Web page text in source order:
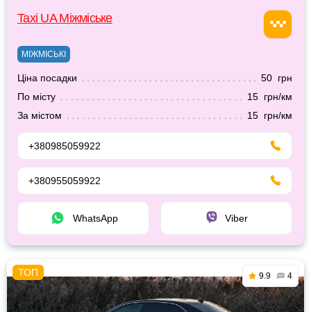
Taxi UA Міжміське
МІЖМІСЬКІ
Ціна посадки
50 грн
По місту
15 грн/км
За містом
15 грн/км
+380985059922
+380955059922
WhatsApp Viber
9.9 4